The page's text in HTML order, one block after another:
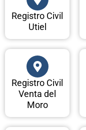
Registro Civil
Utiel
Registro Civil
Venta del
Moro